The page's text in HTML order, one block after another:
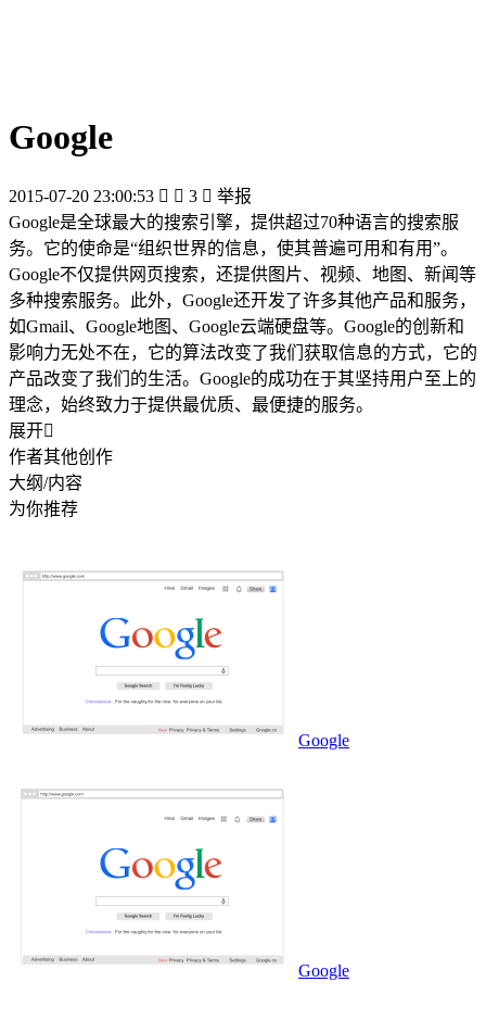
Google
2015-07-20 23:00:53   3  举报
Google是全球最大的搜索引擎，提供超过70种语言的搜索服
务。它的使命是“组织世界的信息，使其普遍可用和有用”。
Google不仅提供网页搜索，还提供图片、视频、地图、新闻等
多种搜索服务。此外，Google还开发了许多其他产品和服务，
如Gmail、Google地图、Google云端硬盘等。Google的创新和
影响力无处不在，它的算法改变了我们获取信息的方式，它的
产品改变了我们的生活。Google的成功在于其坚持用户至上的
理念，始终致力于提供最优质、最便捷的服务。
展开
作者其他创作
大纲/内容
为你推荐
Google
Google